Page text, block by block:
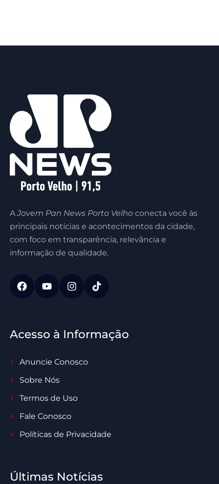
AJovem Pan News Porto Velho conecta você às
principais notícias e acontecimentos da cidade,
com foco em transparência, relevância e
informação de qualidade.
Acesso à Informação
Anuncie Conosco
Sobre Nós
Termos de Uso
Fale Conosco
Políticas de Privacidade
Últimas Notícias